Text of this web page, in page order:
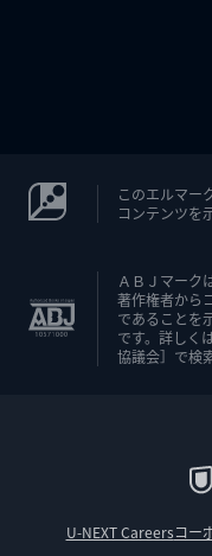
このエルマー
コンテンツを
ＡＢＪマーク
著作権者から
であることを
です。詳しく
協議会］で検
U-NEXT Careersコー